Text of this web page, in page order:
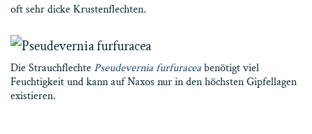
oft sehr dicke Krustenflechten.
Die StrauchflechtePseudevernia furfuraceabenötigt viel
Feuchtigkeit und kann auf Naxos nur in den höchsten Gipfellagen
existieren.